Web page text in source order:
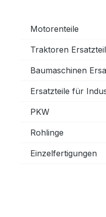
Motorenteile
Traktoren
Baumaschinen
Ersatzteile für
PKW
Rohlinge
Einzelfertigungen